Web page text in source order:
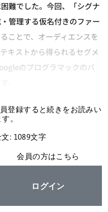
難でした。今回、「シグナ
管理する仮名付きのファー
ことで、オーディエンスを
キストから得られるセグメ
のプログラマックのバ
登録すると続きをお読みい
。
: 1089文字
会員の方はこちら
ログイン